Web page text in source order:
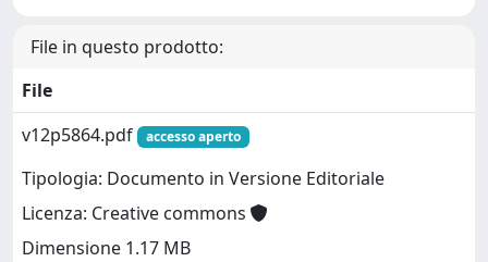
File in questo prodotto:
File
v12p5864.pdf
accesso aperto
Tipologia: Documento in Versione Editoriale
Licenza: Creative commons
Dimensione 1.17 MB